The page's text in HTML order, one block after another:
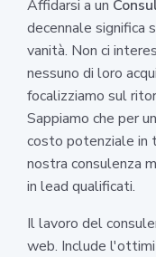
Affidarsi a un
decennale significa
vanità. Non ci
nessuno di loro
focalizziamo sul
Sappiamo che per
costo potenziale in
nostra consulenza
in lead qualificati.
Il lavoro del
web. Include